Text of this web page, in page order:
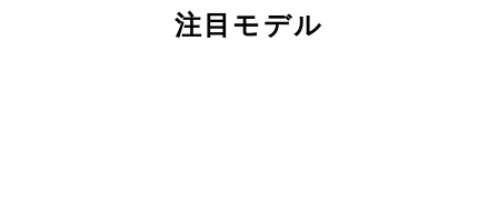
注目モデル